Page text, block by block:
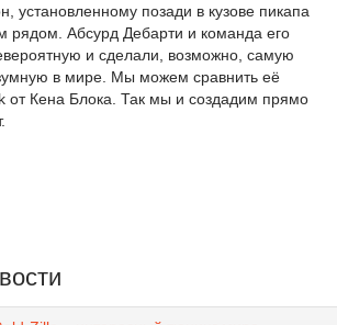
установленному позади в кузове пикапа
рядом. Абсурд Дебарти и команда его
и сделали, возможно, самую
в мире. Мы можем сравнить её
от Кена Блока. Так мы и создадим прямо